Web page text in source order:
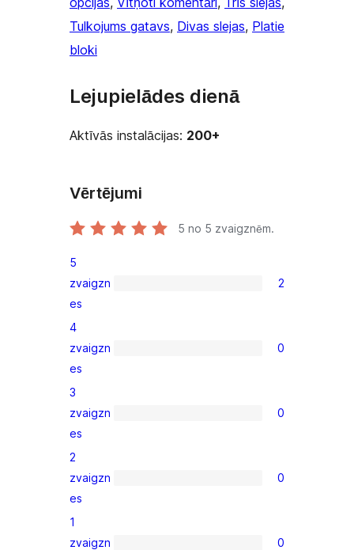
Tulkojums gatavs, Divas slejas, Platie
bloki
Lejupielādes dienā
Aktīvās instalācijas: 200+
Vērtējumi
5 no 5 zvaigznēm.
2
5-
star
reviews
5
zvaigzn
es
2
0
4-
star
reviews
4
zvaigzn
es
0
0
3-
star
reviews
3
zvaigzn
es
0
0
2-
star
2
zvaigzn
es
0
1
zvaigzn
0